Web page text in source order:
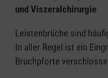
und Viszeralchirurgie
Leistenbrüche sind
In aller Regel ist ein
Bruchpforte